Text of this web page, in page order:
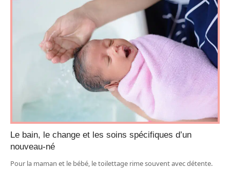
Le bain, le change et les soins spécifiques d’un
nouveau-né
Pour la maman et le bébé, le toilettage rime souvent avec détente.